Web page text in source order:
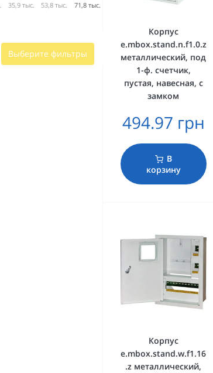
35,9 тыс. 53,8 тыс. 71,8 тыс.
Выберите фильтры
Корпус
e.mbox.stand.n.f1.0.z
металлический, под
1-ф. счетчик,
пустая, навесная, с
замком
494.97 грн
В
корзину
Корпус
e.mbox.stand.w.f1.16
.z металлический,